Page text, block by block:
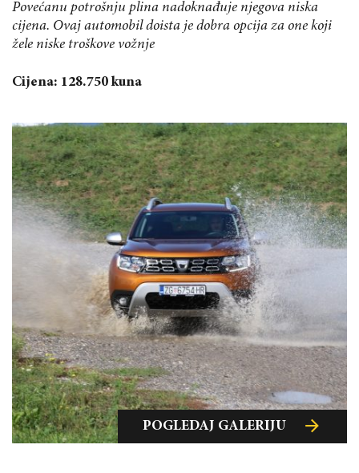
Povećanu potrošnju plina nadoknađuje njegova niska
cijena. Ovaj automobil doista je dobra opcija za one koji
žele niske troškove vožnje
Cijena: 128.750 kuna
POGLEDAJ GALERIJU
POGLEDAJ GALERIJU
POGLEDAJ GALERIJU